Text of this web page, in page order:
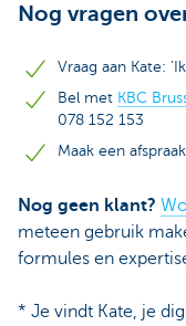
Nog vragen
Vraag aan Kate:
Bel met KBC
078 152 153
Maak een
Nog geen klant?
meteen gebruik
formules en
* Je vindt Kate, je